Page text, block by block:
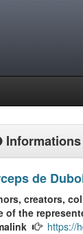
Informations
de
creators,
of the
https://